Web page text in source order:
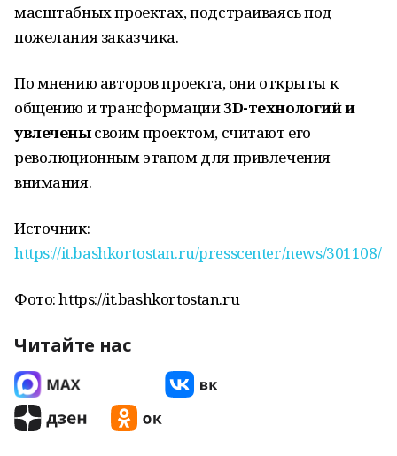
масштабных проектах, подстраиваясь под
пожелания заказчика.
По мнению авторов проекта, они открыты к
общению и трансформации3D-технологий и
увлеченысвоим проектом, считают его
революционным этапом для привлечения
внимания.
Источник:
https://it.bashkortostan.ru/presscenter/news/301108/
Фото: https://it.bashkortostan.ru
Читайте нас